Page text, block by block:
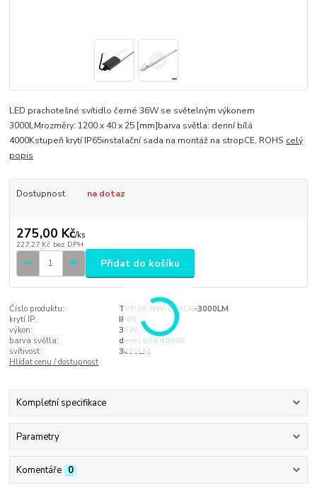
LED prachotešné svítidlo černé 36W se světelným výkonem
3000LMrozměry: 1200 x 40 x 25 [mm]barva světla: denní bílá
4000Kstupeň krytí IP65instalační sada na montáž na stropCE, ROHS celý
popis
Dostupnost na dotaz
275,00 Kč/ks
227,27 Kč bez DPH
Přidat do košíku
Číslo produktu:
TPP36-NW-BLACK-3000LM
krytí IP:
IP65
výkon:
36W
barva světla:
denní bílá 4000K
svítivost:
3000LM
Hlídat cenu / dostupnost
Kompletní specifikace
Parametry
Komentáře 0